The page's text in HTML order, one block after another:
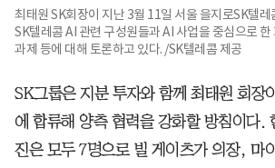
최태원 SK회장이 지난 3월 11일 서울 을지로SK텔레
SK텔레콤 AI 관련 구성원들과 AI 사업을 중심으로 한
과제 등에 대해 토론하고 있다. /SK텔레콤 제공
SK그룹은 지분 투자와 함께 최태원 회장
에 합류해 양측 협력을 강화할 방침이다.
진은 모두 7명으로 빌 게이츠가 의장, 마